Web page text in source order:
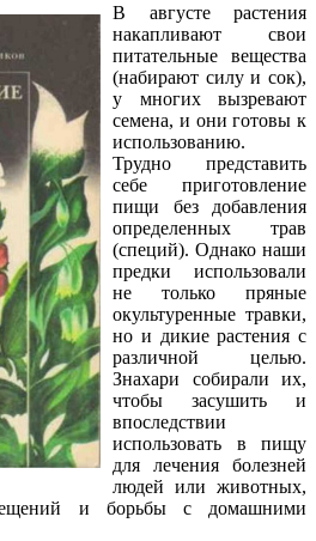
В августе растения
накапливают свои
питательные вещества
(набирают силу и сок),
у многих вызревают
семена, и они готовы к
использованию.
Трудно представить
себе приготовление
пищи без добавления
определенных трав
(специй). Однако наши
предки использовали
не только пряные
окультуренные травки,
но и дикие растения с
различной целью.
Знахари собирали их,
чтобы засушить и
впоследствии
использовать в пищу
для лечения болезней
людей или животных,
и борьбы с домашними